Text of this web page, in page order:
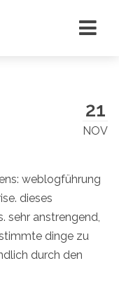
21
NOV
weblogführung
dieses
sehr anstrengend,
dinge zu
durch den